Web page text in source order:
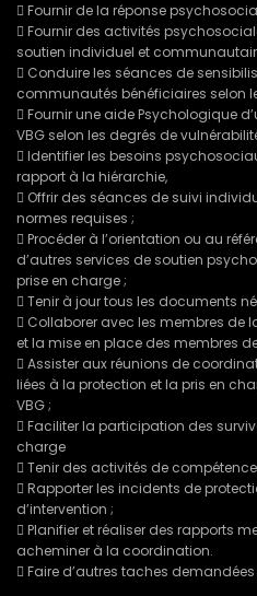
 Fournir de la réponse
 Fournir des activités
soutien individuel et
 Conduire les séances de
communautés bénéficiaires selon
 Fournir une aide Psychologique
VBG selon les degrés de
 Identifier les besoins
rapport à la hiérarchie,
 Offrir des séances de suivi
normes requises ;
 Procéder à l’orientation ou au
d’autres services de soutien
prise en charge ;
 Tenir à jour tous les documents
 Collaborer avec les membres de
et la mise en place des membres
 Assister aux réunions de
liées à la protection et la pris en
VBG ;
 Faciliter la participation des
charge
 Tenir des activités de
 Rapporter les incidents de
d’intervention ;
 Planifier et réaliser des rapports
acheminer à la coordination.
 Faire d’autres taches